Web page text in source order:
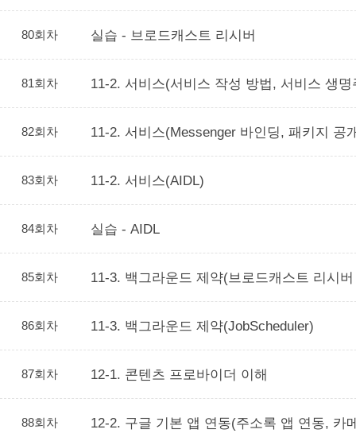
80회차 실습 - 브로드캐스트 리시버
81회차 11-2. 서비스(서비스 작성 방법, 서비스 생명
82회차 11-2. 서비스(Messenger 바인딩, 패키지 공
83회차 11-2. 서비스(AIDL)
84회차 실습 - AIDL
85회차 11-3. 백그라운드 제약(브로드캐스트 리시
86회차 11-3. 백그라운드 제약(JobScheduler)
87회차 12-1. 콘텐츠 프로바이더 이해
88회차 12-2. 구글 기본 앱 연동(주소록 앱 연동, 카